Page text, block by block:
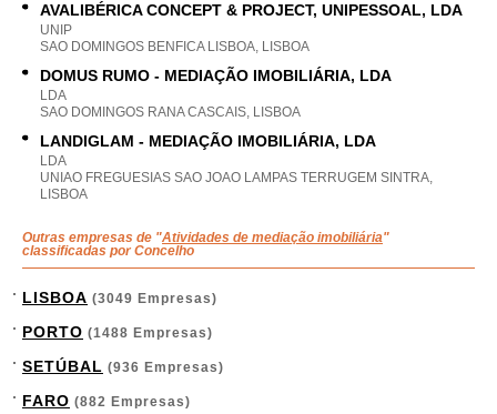
AVALIBÉRICA CONCEPT & PROJECT, UNIPESSOAL, LDA
UNIP
SAO DOMINGOS BENFICA LISBOA, LISBOA
DOMUS RUMO - MEDIAÇÃO IMOBILIÁRIA, LDA
LDA
SAO DOMINGOS RANA CASCAIS, LISBOA
LANDIGLAM - MEDIAÇÃO IMOBILIÁRIA, LDA
LDA
UNIAO FREGUESIAS SAO JOAO LAMPAS TERRUGEM SINTRA,
LISBOA
Outras empresas de "Atividades de mediação imobiliária"
classificadas por Concelho
LISBOA (3049 Empresas)
PORTO (1488 Empresas)
SETÚBAL (936 Empresas)
FARO (882 Empresas)